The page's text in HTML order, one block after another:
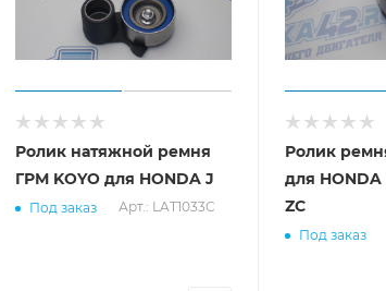
Ролик натяжной ремня
ГРМ KOYO для HONDA J
Под заказ Арт.: LAT1033C
Ролик
для HONDA
ZC
Под заказ